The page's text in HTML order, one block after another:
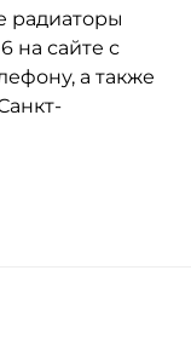
радиаторы
на сайте с
а также